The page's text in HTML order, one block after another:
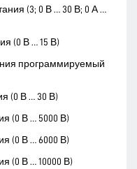
(3; 0 В … 30 В; 0 А …
(0 В … 15 В)
программируемый
(0 В … 30 В)
(0 В … 5000 В)
(0 В … 6000 В)
(0 В … 10000 В)